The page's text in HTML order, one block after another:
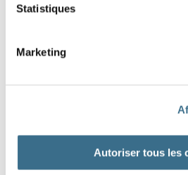
Statistiques
Marketing
Autoriser tous les
entendre -
Question